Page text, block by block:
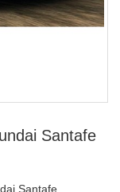
Santafe
Santafe